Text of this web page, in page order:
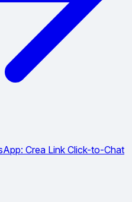
Crea Link Click-to-Chat